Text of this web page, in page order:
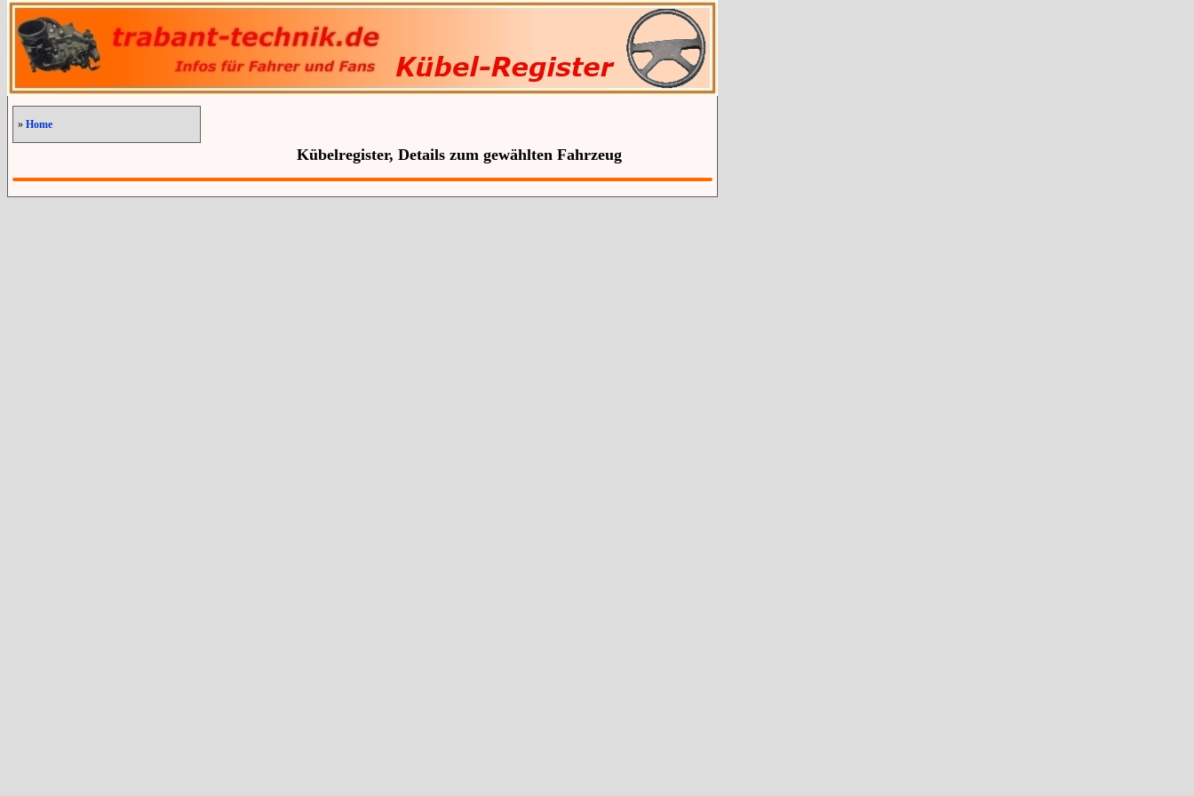
» Home
Kübelregister, Details zum gewählten Fahrzeug